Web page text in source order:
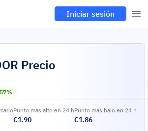
Iniciar sesión
Precio
Punto más alto en 24 h
€1.90
Punto más bajo en 24 h
€1.86